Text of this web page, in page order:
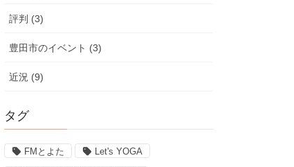
評判 (3)
豊田市のイベント (3)
近況 (9)
タグ
FMとよた Let's YOGA